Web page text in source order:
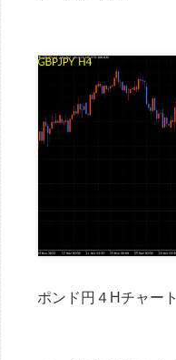
ポンド円４Hチャート